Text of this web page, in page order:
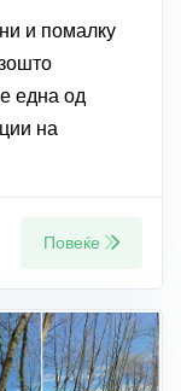
и помалку
една од
на
Повеќе